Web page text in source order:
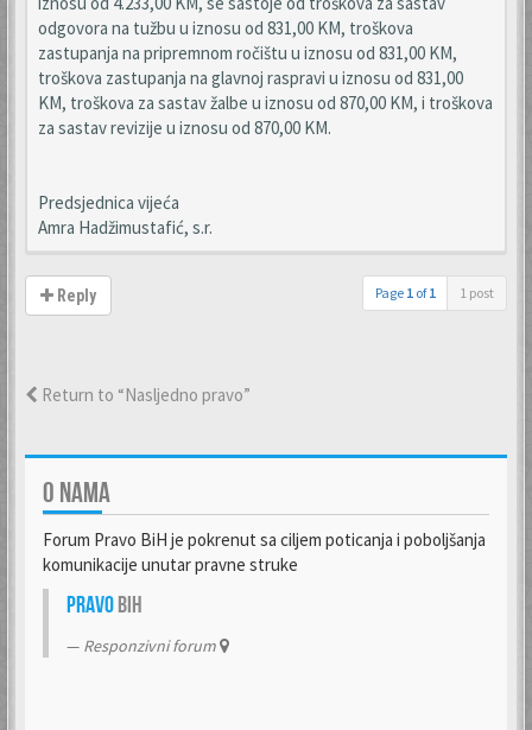
odgovora na tužbu u iznosu od 831,00 KM, troškova
zastupanja na pripremnom ročištu u iznosu od 831,00 KM,
troškova zastupanja na glavnoj raspravi u iznosu od 831,00
KM, troškova za sastav žalbe u iznosu od 870,00 KM, i troškova
za sastav revizije u iznosu od 870,00 KM.
Predsjednica vijeća
Amra Hadžimustafić, s.r.
Reply Page 1 of1 1 post
Return to “Nasljedno pravo”
O NAMA
Forum Pravo BiH je pokrenut sa ciljem poticanja i poboljšanja
komunikacije unutar pravne struke
PravoBiH
Responzivni forum